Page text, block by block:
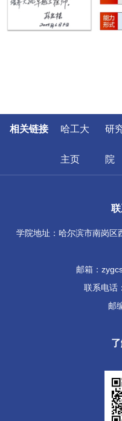
相关链接 哈工大
主页
研
院
联
学院地址：哈尔滨市南岗区
邮箱：
联系电话
邮